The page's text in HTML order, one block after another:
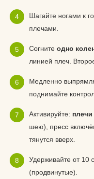
Шагайте ногами к
плечами.
Согните одно
линией плеч.
Медленно
поднимайте
Активируйте:
шею), пресс
тянутся вверх.
Удерживайте от 10
(продвинутые).